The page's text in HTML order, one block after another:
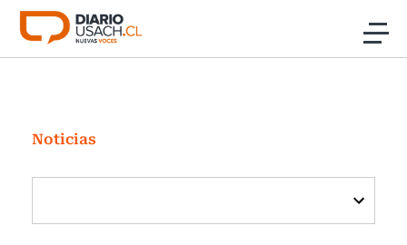
Click acá para ir directamente al contenido
Investigación
Cultura
Programas Radio y TV Usach
Noticias